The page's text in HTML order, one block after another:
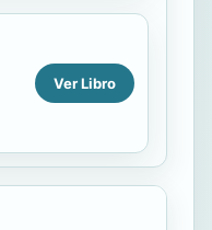
Ver Libro